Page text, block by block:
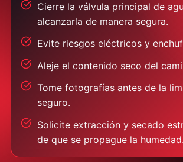
Cierre la válvula principal de
alcanzarla de manera segura.
Evite riesgos eléctricos y
Aleje el contenido seco del
Tome fotografías antes de la
seguro.
Solicite extracción y secado
de que se propague la humedad.